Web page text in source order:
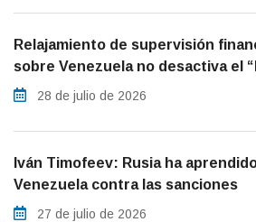
Relajamiento de supervisión
sobre Venezuela no desactiva el
28 de julio de 2026
Iván Timofeev: Rusia ha
Venezuela contra las sanciones
27 de julio de 2026